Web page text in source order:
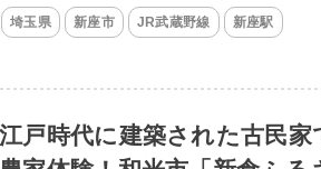
埼玉県 新座市 JR武蔵野線 新座駅
江戸時代に建築された古民家